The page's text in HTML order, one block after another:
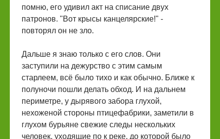
помню, его удивил акт на списание двух
патронов. "Вот крысы канцелярские!" -
повторял он не зло.
Дальше я знаю только с его слов. Они
заступили на дежурство с этим самым
старлеем, всё было тихо и как обычно. Ближе к
полуночи пошли делать обход. И на дальнем
периметре, у дырявого забора глухой,
нехоженой стороны птицефабрики, заметили в
глухом бурьяне свежие следы нескольких
человек, уходящие по к реке, до которой было